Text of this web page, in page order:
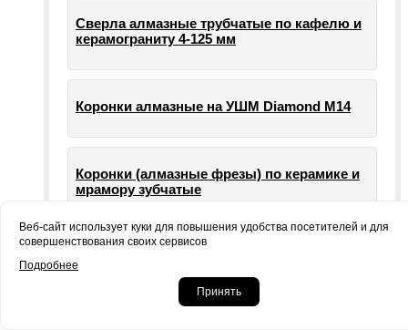
Сверла алмазные трубчатые по кафелю и
керамограниту 4-125 мм
Коронки алмазные на УШМ Diamond М14
Коронки (алмазные фрезы) по керамике и
мрамору зубчатые
машин УШМ болгарки
Веб-сайт использует куки для повышения удобства посетителей и для
совершенствования своих сервисов
Подробнее
Принять